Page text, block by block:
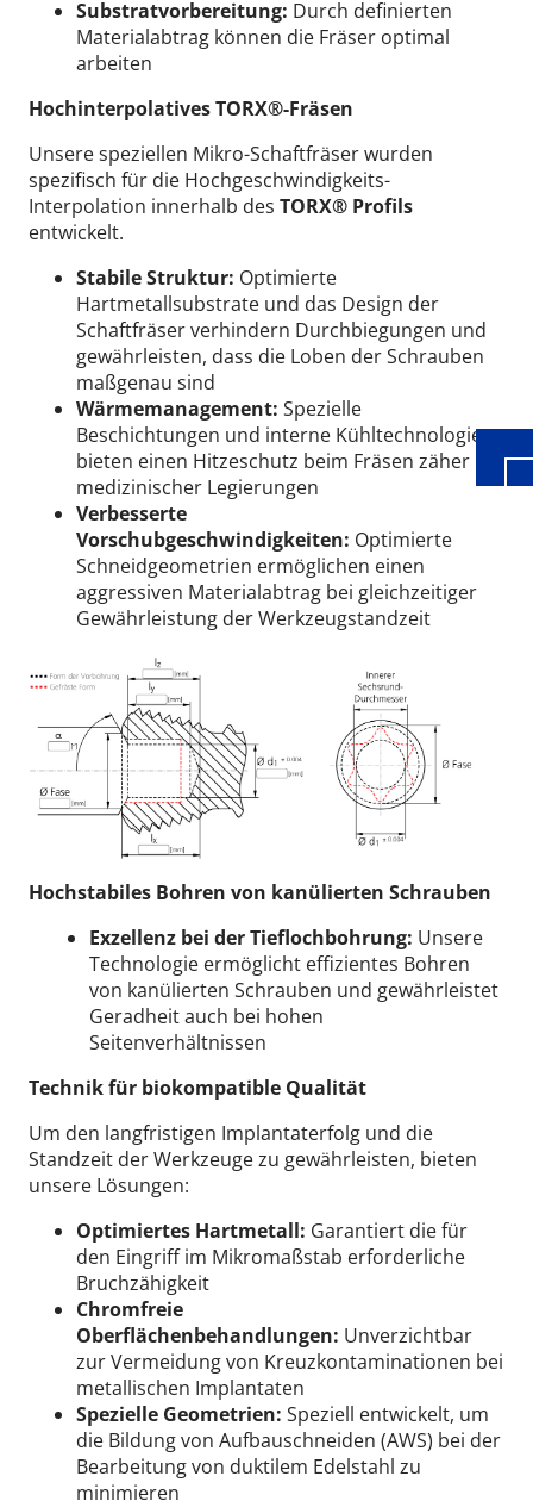
Substratvorbereitung: Durch definierten
Materialabtrag können die Fräser optimal
arbeiten
Hochinterpolatives TORX®-Fräsen
Unsere speziellen Mikro-Schaftfräser wurden
spezifisch für die Hochgeschwindigkeits-
Interpolation innerhalb des TORX® Profils
entwickelt.
Stabile Struktur: Optimierte
Hartmetallsubstrate und das Design der
Schaftfräser verhindern Durchbiegungen und
gewährleisten, dass die Loben der Schrauben
maßgenau sind
Wärmemanagement: Spezielle
Beschichtungen und interne Kühltechnologie
bieten einen Hitzeschutz beim Fräsen zäher
medizinischer Legierungen
Verbesserte
Vorschubgeschwindigkeiten: Optimierte
Schneidgeometrien ermöglichen einen
aggressiven Materialabtrag bei gleichzeitiger
Gewährleistung der Werkzeugstandzeit
Hochstabiles Bohren von kanülierten Schrauben
Exzellenz bei der Tieflochbohrung: Unsere
Technologie ermöglicht effizientes Bohren
von kanülierten Schrauben und gewährleistet
Geradheit auch bei hohen
Seitenverhältnissen
Technik für biokompatible Qualität
Um den langfristigen Implantaterfolg und die
Standzeit der Werkzeuge zu gewährleisten, bieten
unsere Lösungen:
Optimiertes Hartmetall: Garantiert die für
den Eingriff im Mikromaßstab erforderliche
Bruchzähigkeit
Chromfreie
Oberflächenbehandlungen: Unverzichtbar
zur Vermeidung von Kreuzkontaminationen bei
metallischen Implantaten
Spezielle Geometrien: Speziell entwickelt, um
die Bildung von Aufbauschneiden (AWS) bei der
Bearbeitung von duktilem Edelstahl zu
minimieren